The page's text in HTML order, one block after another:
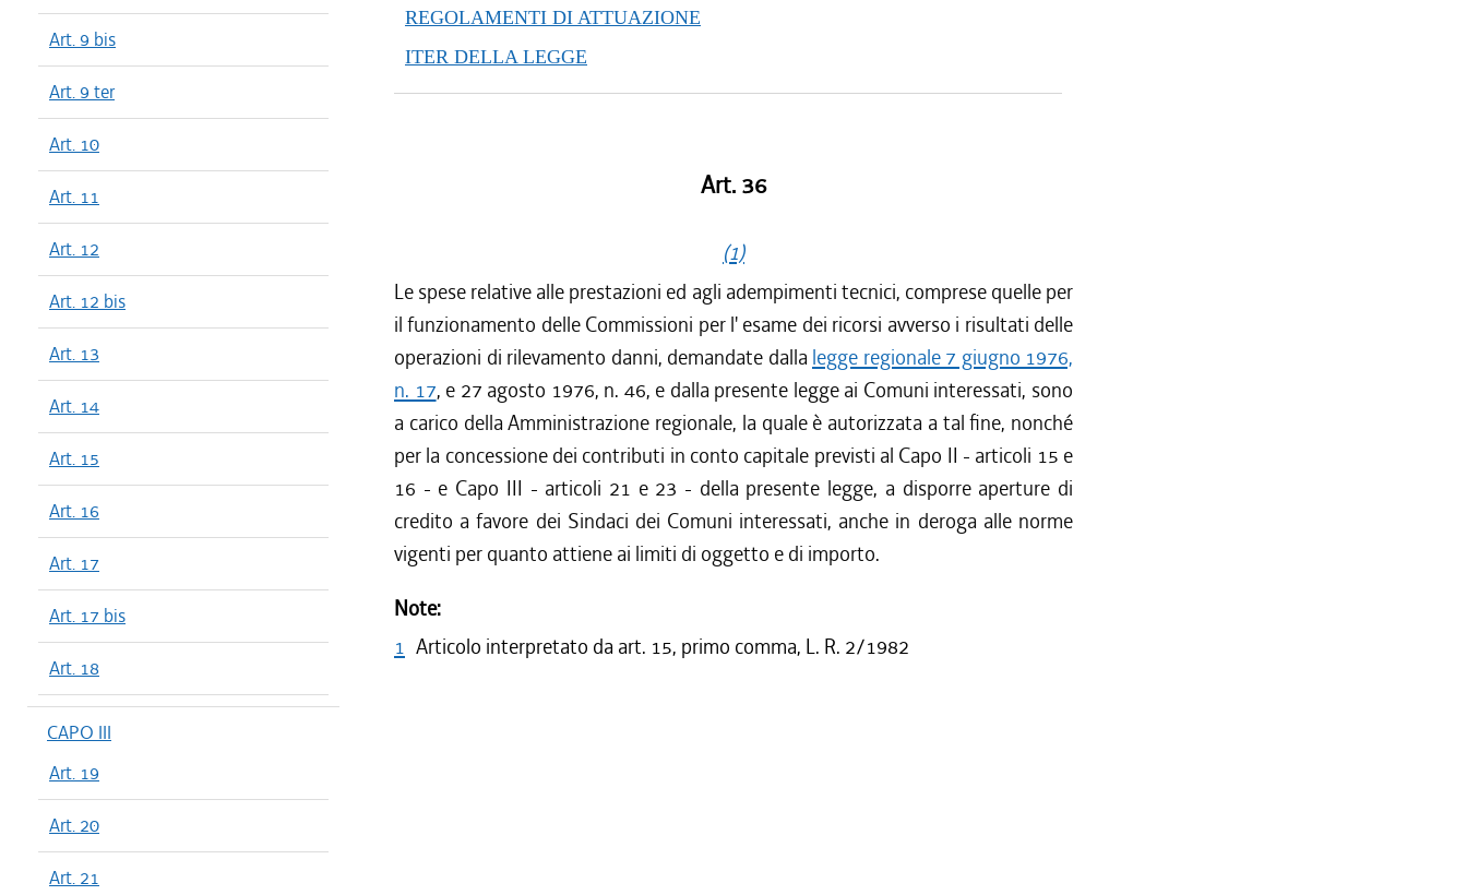
Art. 9 bis
Art. 9 ter
Art. 10
Art. 11
Art. 12
Art. 12 bis
Art. 13
Art. 14
Art. 15
Art. 16
Art. 17
Art. 17 bis
Art. 18
CAPO III
Art. 19
Art. 20
Art. 21
REGOLAMENTI DI ATTUAZIONE
ITER DELLA LEGGE
Art. 36
(1)
Le spese relative alle prestazioni ed agli adempimenti tecnici, comprese quelle per
il funzionamento delle Commissioni per l' esame dei ricorsi avverso i risultati delle
operazioni di rilevamento danni, demandate dalla legge regionale 7 giugno 1976,
n. 17, e 27 agosto 1976, n. 46, e dalla presente legge ai Comuni interessati, sono
a carico della Amministrazione regionale, la quale è autorizzata a tal fine, nonché
per la concessione dei contributi in conto capitale previsti al Capo II - articoli 15 e
16 - e Capo III - articoli 21 e 23 - della presente legge, a disporre aperture di
credito a favore dei Sindaci dei Comuni interessati, anche in deroga alle norme
vigenti per quanto attiene ai limiti di oggetto e di importo.
Note:
1 Articolo interpretato da art. 15, primo comma, L. R. 2/1982